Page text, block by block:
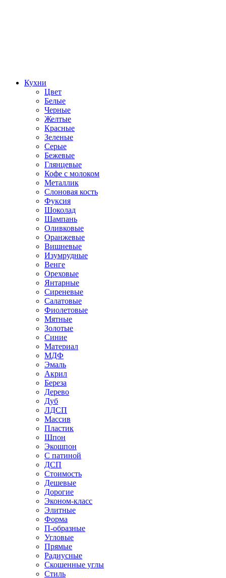
Кухни
Цвет
Белые
Черные
Желтые
Красные
Зеленые
Серые
Бежевые
Глянцевые
Кофе с молоком
Металлик
Слоновая кость
Фуксия
Шоколад
Шампань
Оливковые
Оранжевые
Вишневые
Изумрудные
Венге
Ореховые
Янтарные
Сиреневые
Салатовые
Фиолетовые
Мятные
Золотые
Синие
Материал
МДФ
Эмаль
Акрил
Береза
Дерево
Дуб
ЛДСП
Массив
Пластик
Шпон
Экошпон
С патиной
ДСП
Стоимость
Дешевые
Дорогие
Эконом-класс
Элитные
Форма
П-образные
Угловые
Прямые
Радиусные
Скошенные углы
Стиль